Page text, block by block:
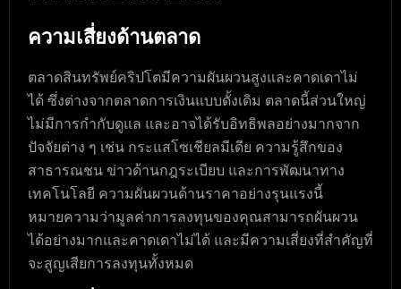
ความเสี่ยงด้านตลาด
ตลาดสินทรัพย์คริปโตมีความผันผวนสูงและคาดเดาไม่
ได้ ซึ่งต่างจากตลาดการเงินแบบดั้งเดิม ตลาดนี้ส่วนใหญ่
ไม่มีการกำกับดูแล และอาจได้รับอิทธิพลอย่างมากจาก
ปัจจัยต่าง ๆ เช่น กระแสโซเชียลมีเดีย ความรู้สึกของ
สาธารณชน ข่าวด้านกฎระเบียบ และการพัฒนาทาง
เทคโนโลยี ความผันผวนด้านราคาอย่างรุนแรงนี้
หมายความว่ามูลค่าการลงทุนของคุณสามารถผันผวน
ได้อย่างมากและคาดเดาไม่ได้ และมีความเสี่ยงที่สำคัญที่
จะสูญเสียการลงทุนทั้งหมด